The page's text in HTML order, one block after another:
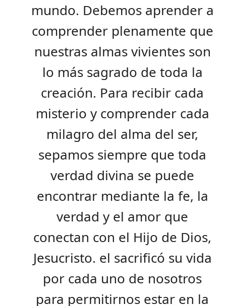
mundo. Debemos aprender a
comprender plenamente que
nuestras almas vivientes son
lo más sagrado de toda la
creación. Para recibir cada
misterio y comprender cada
milagro del alma del ser,
sepamos siempre que toda
verdad divina se puede
encontrar mediante la fe, la
verdad y el amor que
conectan con el Hijo de Dios,
Jesucristo. el sacrificó su vida
por cada uno de nosotros
para permitirnos estar en la